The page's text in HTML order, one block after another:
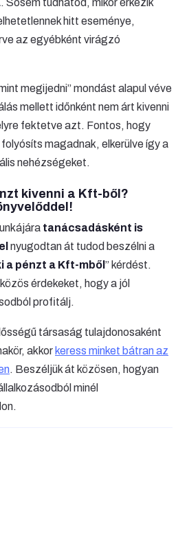
. Sosem tudhatod, mikor érkezik
hitt eseménye,
az egyébként virágzó
megijedni” mondást alapul véve
mellett időnként nem árt kivenni
fektetve azt. Fontos, hogy
magadnak, elkerülve így a
nehézségeket.
kivenni a Kft-ből?
tanácsadásként is
nyugodtan át tudod beszélni a
a pénzt a Kft-mből ” kérdést.
érdekeket, hogy a jól
profitálj.
társaság tulajdonosaként
akkor keress minket bátran az
. Beszéljük át közösen, hogyan
minél